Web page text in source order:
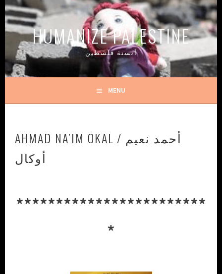
Skip
to
contentHUMANIZE PALESTINE
أنسنة فلسطين
MENU
AHMAD NA’IM OKAL / أحمد نعيم
أوكال
************************
*